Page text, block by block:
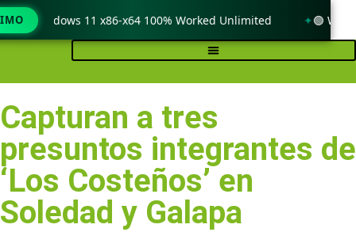
Capturan a tres
presuntos integrantes de
‘Los Costeños’ en
Soledad y Galapa
Windows 11 x86-x64 100% Worked Unlimited 🟢